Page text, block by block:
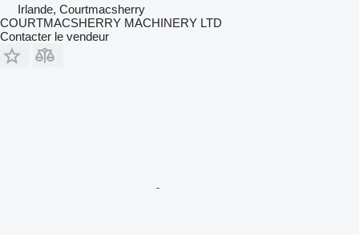
Irlande, Courtmacsherry
COURTMACSHERRY MACHINERY LTD
Contacter le vendeur